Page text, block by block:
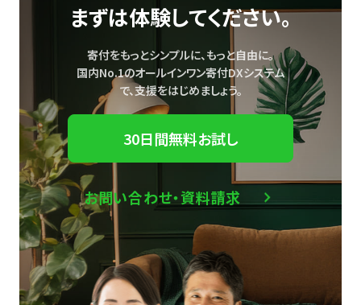
まずは体験してください。
寄付をもっとシンプルに、もっと自由に。
国内No.1のオールインワン寄付DXシステム
で、支援をはじめましょう。
30日間無料お試し
お問い合わせ・資料請求